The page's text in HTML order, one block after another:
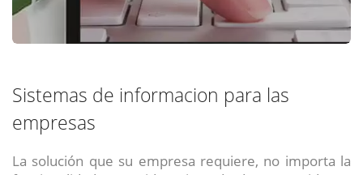
Sistemas de informacion para las
empresas
La solución que su empresa requiere, no importa la